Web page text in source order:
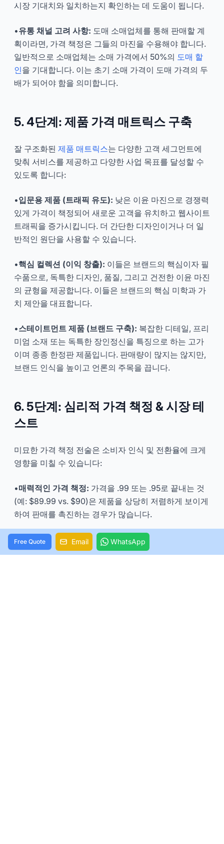
시장 기대치와 일치하는지 확인하는 데 도움이 됩니다.
•유통 채널 고려 사항: 도매 소매업체를 통해 판매할 계
획이라면, 가격 책정은 그들의 마진을 수용해야 합니다.
일반적으로 소매업체는 소매 가격에서 50%의 도매 할
인을 기대합니다. 이는 초기 소매 가격이 도매 가격의 두
배가 되어야 함을 의미합니다.
5. 4단계: 제품 가격 매트릭스 구축
잘 구조화된 제품 매트릭스는 다양한 고객 세그먼트에
맞춰 서비스를 제공하고 다양한 사업 목표를 달성할 수
있도록 합니다:
•입문용 제품 (트래픽 유도): 낮은 이윤 마진으로 경쟁력
있게 가격이 책정되어 새로운 고객을 유치하고 웹사이트
트래픽을 증가시킵니다. 더 간단한 디자인이거나 더 일
반적인 원단을 사용할 수 있습니다.
•핵심 컬렉션 (이익 창출): 이들은 브랜드의 핵심이자 필
수품으로, 독특한 디자인, 품질, 그리고 건전한 이윤 마진
의 균형을 제공합니다. 이들은 브랜드의 핵심 미학과 가
치 제안을 대표합니다.
•스테이트먼트 제품 (브랜드 구축): 복잡한 디테일, 프리
미엄 소재 또는 독특한 장인정신을 특징으로 하는 고가
이며 종종 한정판 제품입니다. 판매량이 많지는 않지만,
브랜드 인식을 높이고 언론의 주목을 끕니다.
6. 5단계: 심리적 가격 책정 & 시장 테
스트
미묘한 가격 책정 전술은 소비자 인식 및 전환율에 크게
영향을 미칠 수 있습니다:
•매력적인 가격 책정: 가격을 .99 또는 .95로 끝내는 것
(예: $89.99 vs. $90)은 제품을 상당히 저렴하게 보이게
하여 판매를 촉진하는 경우가 많습니다.
•가격 앵커링:더 비싼 '프리미엄' 옵션을 먼저 제시하면,
이어서 나오는 약간 더 저렴한 옵션이 더 합리적으로 보
Free Quote Email WhatsApp